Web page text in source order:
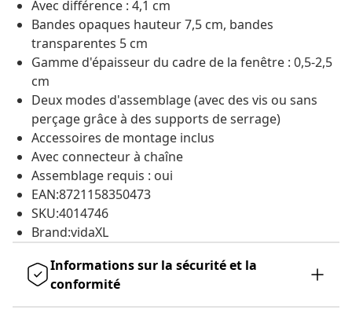
Avec différence : 4,1 cm
Bandes opaques hauteur 7,5 cm, bandes
transparentes 5 cm
Gamme d'épaisseur du cadre de la fenêtre : 0,5-2,5
cm
Deux modes d'assemblage (avec des vis ou sans
perçage grâce à des supports de serrage)
Accessoires de montage inclus
Avec connecteur à chaîne
Assemblage requis : oui
EAN:8721158350473
SKU:4014746
Brand:vidaXL
Informations sur la sécurité et la
conformité